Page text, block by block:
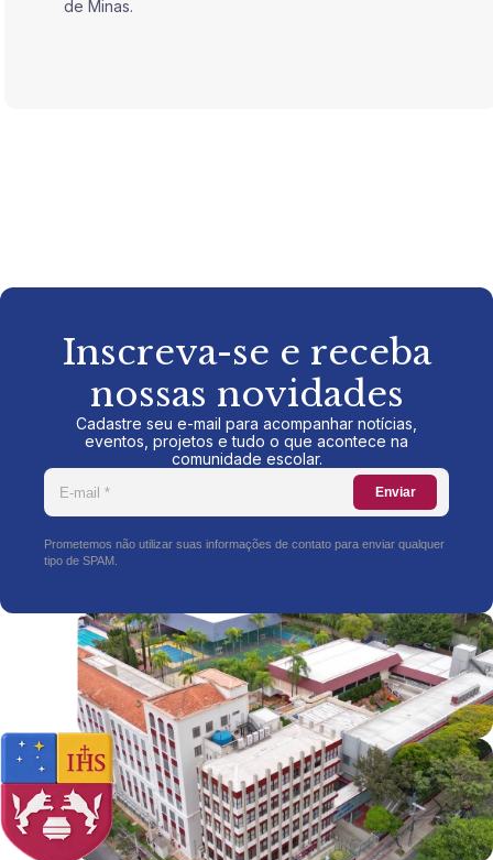
de Minas.
Inscreva-se e receba
nossas novidades
Cadastre seu e-mail para acompanhar notícias,
eventos, projetos e tudo o que acontece na
comunidade escolar.
Enviar
Prometemos não utilizar suas informações de contato para enviar qualquer
tipo de SPAM.